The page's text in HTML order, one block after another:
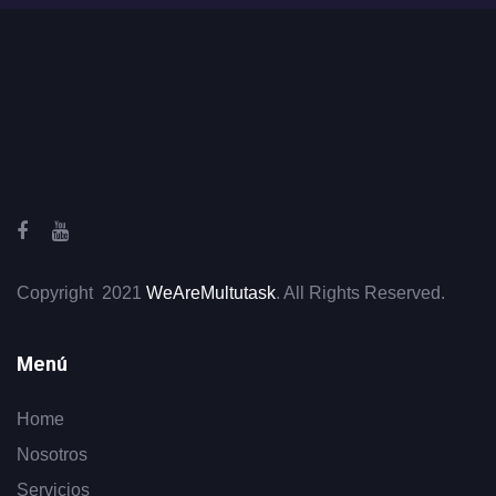
Copyright 2021 WeAreMultutask. All Rights Reserved.
Menú
Home
Nosotros
Servicios